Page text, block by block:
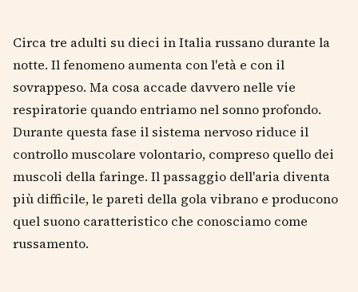
Circa tre adulti su dieci in Italia russano durante la
notte. Il fenomeno aumenta con l'età e con il
sovrappeso. Ma cosa accade davvero nelle vie
respiratorie quando entriamo nel sonno profondo.
Durante questa fase il sistema nervoso riduce il
controllo muscolare volontario, compreso quello dei
muscoli della faringe. Il passaggio dell'aria diventa
più difficile, le pareti della gola vibrano e producono
quel suono caratteristico che conosciamo come
russamento.